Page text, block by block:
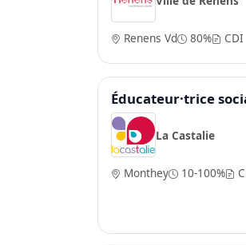
Renens Vd 80% CDI
Éducateur·trice
La Castalie
Monthey 10-100%